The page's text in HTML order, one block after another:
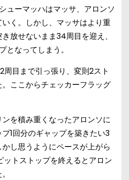
ューマッハはマッサ、アロンソ
く。しかし、マッサはより重
放せないまま34周目を迎え、
となってしまう。
目まで引っ張り、変則2スト
ここからチェッカーフラッグ
を積み重くなったアロンソに
1回分のギャップを築きたい3
し思うようにペースが上がら
トストップを終えるとアロン